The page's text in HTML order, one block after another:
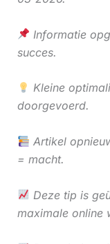
Informatie
succes.
Kleine
doorgevoerd.
Artikel
= macht.
Deze tip is
maximale online